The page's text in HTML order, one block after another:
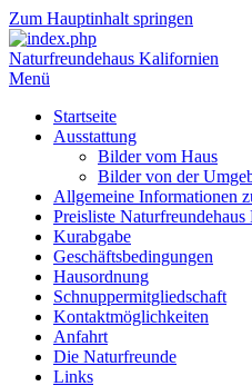
Zum Hauptinhalt springen
Naturfreundehaus Kalifornien
Menü
Startseite
Ausstattung
Bilder vom Haus
Bilder von der
Allgemeine Informationen
Preisliste
Kurabgabe
Geschäftsbedingungen
Hausordnung
Schnuppermitgliedschaft
Kontaktmöglichkeiten
Anfahrt
Die Naturfreunde
Links